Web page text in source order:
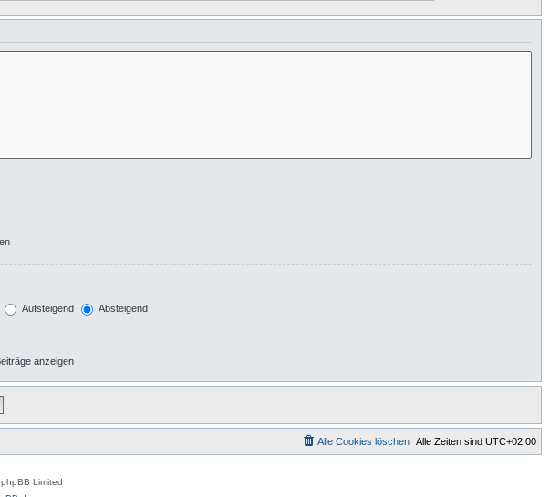
Aufsteigend Absteigend
anzeigen
Alle Zeiten sind UTC+02:00
Alle Cookies löschen
Limited